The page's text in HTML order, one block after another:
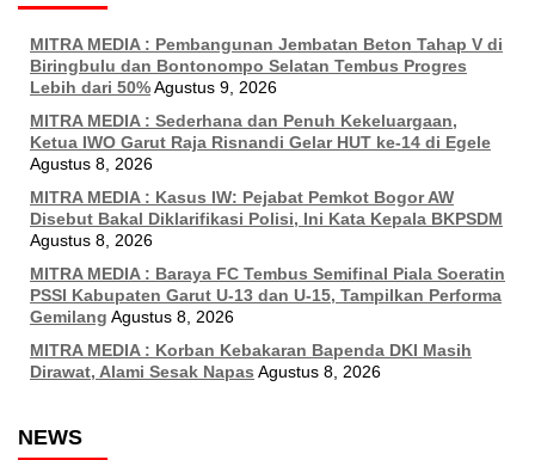
MITRA MEDIA : Pembangunan Jembatan Beton Tahap V di
Biringbulu dan Bontonompo Selatan Tembus Progres
Lebih dari 50%Agustus 9, 2026
MITRA MEDIA : Sederhana dan Penuh Kekeluargaan,
Ketua IWO Garut Raja Risnandi Gelar HUT ke-14 di Egele
Agustus 8, 2026
MITRA MEDIA : Kasus IW: Pejabat Pemkot Bogor AW
Disebut Bakal Diklarifikasi Polisi, Ini Kata Kepala BKPSDM
Agustus 8, 2026
MITRA MEDIA : Baraya FC Tembus Semifinal Piala Soeratin
PSSI Kabupaten Garut U-13 dan U-15, Tampilkan Performa
Gemilang Agustus 8, 2026
MITRA MEDIA : Korban Kebakaran Bapenda DKI Masih
Dirawat, Alami Sesak Napas Agustus 8, 2026
NEWS